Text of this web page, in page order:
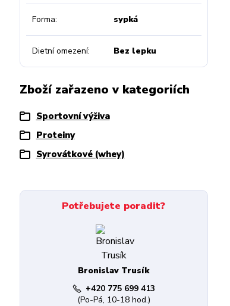
Forma sypká
Dietní omezení Bez lepku
Zboží zařazeno v kategoriích
Sportovní výživa
Proteiny
Syrovátkové (whey)
Potřebujete poradit?
Bronislav Trusík
+420 775 699 413
(Po-Pá, 10-18 hod.)